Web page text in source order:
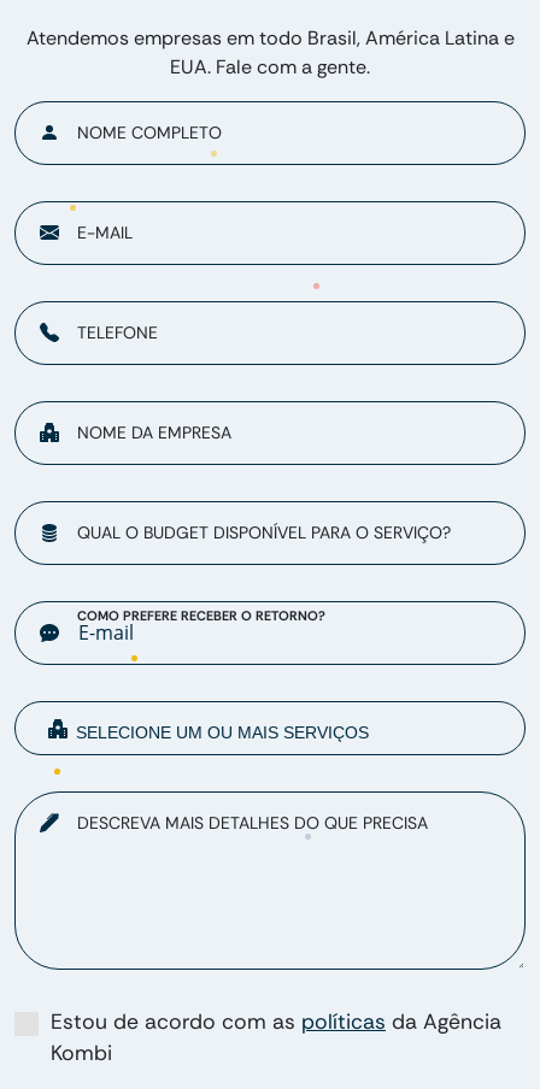
Atendemos empresas em todo Brasil, América Latina e
EUA. Fale com a gente.
NOME COMPLETO
E-MAIL
TELEFONE
NOME DA EMPRESA
QUAL O BUDGET DISPONÍVEL PARA O SERVIÇO?
COMO PREFERE RECEBER O RETORNO?
DESCREVA MAIS DETALHES DO QUE PRECISA
Estou de acordo com as políticas da Agência
Kombi